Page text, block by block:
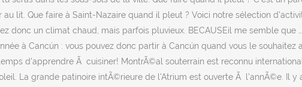
lit. Que faire à Saint-Nazaire quand il pleut ? Voici notre sélection
donc un climat chaud, mais parfois pluvieux. BECAUSEil me semble que
à Cancún : vous pouvez donc partir à Cancún quand vous le
d'apprendre Ã cuisiner! MontrÃ©al souterrain est reconnu
La grande patinoire intÃ©rieure de l'Atrium est ouverte Ã l'annÃ©e. Il